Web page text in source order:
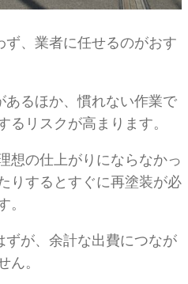
、業者に任せるのがおす
あるほか、慣れない作業で
るリスクが高まります。
想の仕上がりにならなかっ
りするとすぐに再塗装が必
。
ずが、余計な出費につなが
ん。